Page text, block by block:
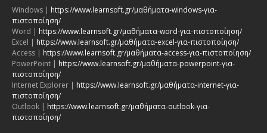
Windows | https://www.learnsoft.gr/μαθήματα-windows-για-
πιστοποίηση/
Word | https://www.learnsoft.gr/μαθήματα-word-για-πιστοποίηση/
Excel | https://www.learnsoft.gr/μαθήματα-excel-για-πιστοποίηση/
Access | https://www.learnsoft.gr/μαθήματα-access-για-πιστοποίηση/
PowerPoint | https://www.learnsoft.gr/μαθήματα-powerpoint-για-
πιστοποίηση/
Internet Explorer | https://www.learnsoft.gr/μαθήματα-internet-για-
πιστοποίηση/
Outlook | https://www.learnsoft.gr/μαθήματα-outlook-για-
πιστοποίηση/